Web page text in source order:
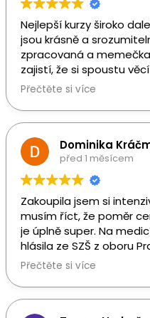
Nejlepší kurzy široko
jsou krásně a
zpracovaná a
zajistí, že si spoustu
zapamatujete. David i
věnovali opravdu
výuce 150 %. Bez nich
opravdu nezvládla❤️
Přečtěte si více
Dominika
před 1 měsícem
Zakoupila jsem si
musím říct, že poměr
je úplně super. Na
hlásila ze SZŠ z oboru
sestra a vzhledem k
chemie a fyziky, to byla
jízda, která mě toho
Přečtěte si více